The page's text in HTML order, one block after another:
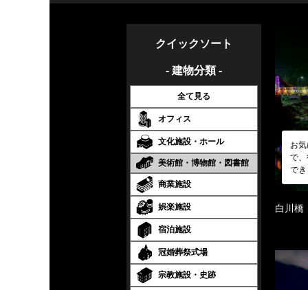
クイックソート
- 建物分類 -
全て見る
オフィス
文化施設・ホール
美術館・博物館・図書館
商業施設
娯楽施設
宿泊施設
冠婚葬祭式場
宗教施設・史跡
お
で
で
白川橋